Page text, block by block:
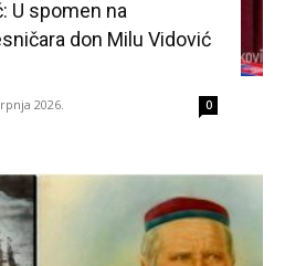
U spomen na
don Milu Vidović
2026. 0